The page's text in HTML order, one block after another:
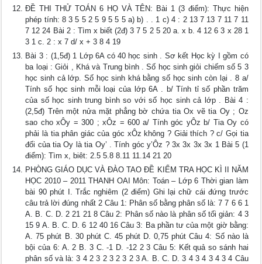
ĐỀ THI THỬ TOÁN 6 HỌ VÀ TÊN: Bài 1 (3 điểm): Thực hiện
phép tính: 8 3 5 5 2 5 9 5 5 5 a) b) . . 1 c) 4 : 2 13 7 13 7 11 7 11
7 12 24 Bài 2 : Tìm x biết (2đ) 3 7 5 2 5 20 a. x b. 4 12 6 3 x 28 1
3 1 c. 2 : x 7 d/ x + 3 8 4 19
Bài 3 : (1,5đ) 1 Lớp 6A có 40 học sinh . Sơ kết Học kỳ I gồm có
ba loại : Giỏi , Khá và Trung bình . Số học sinh giỏi chiếm số 5 3
học sinh cả lớp. Số học sinh khá bằng số học sinh còn lại . 8 a/
Tính số học sinh mỗi loại của lớp 6A . b/ Tính tỉ số phần trăm
của số học sinh trung bình so với số học sinh cả lớp . Bài 4 :
(2,5đ) Trên một nửa mặt phẳng bờ chứa tia Ox vẽ tia Oy ; Oz
sao cho xÔy = 300 ; xÔz = 600 a/ Tính góc yÔz b/ Tia Oy có
phải là tia phân giác của góc xÔz không ? Giải thích ? c/ Gọi tia
đối của tia Oy là tia Oy’ . Tính góc y’Ôz ? 3x 3x 3x 3x 1 Bài 5 (1
điểm): Tìm x, biêt: 2.5 5.8 8.11 11.14 21 20
PHÒNG GIÁO DỤC VÀ ĐÀO TAO ĐỀ KIỂM TRA HỌC KÌ II NĂM
HỌC 2010 – 2011 THANH OAI Môn: Toán – Lớp 6 Thời gian làm
bài 90 phút I. Trắc nghiêm (2 điểm) Ghi lại chữ cái đứng trước
câu trả lời đúng nhất 2 Câu 1: Phân số bằng phân số là: 7 7 6 6 1
A. B. C. D. 2 21 21 8 Câu 2: Phân số nào là phân số tối giản: 4 3
15 9 A. B. C. D. 6 12 40 16 Câu 3: Ba phần tư của một giờ bằng:
A. 75 phút B. 30 phút C. 45 phút D. 0,75 phút Câu 4: Số nào là
bội của 6: A. 2 B. 3 C. -1 D. -12 2 3 Câu 5: Kết quả so sánh hai
phân số và là: 3 4 2 3 2 3 2 3 2 3 A. B. C. D. 3 4 3 4 3 4 3 4 Câu